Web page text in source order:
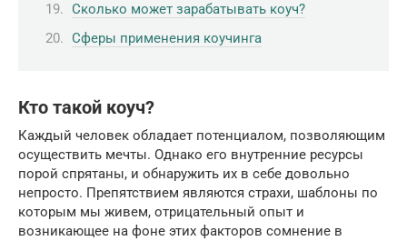
Сколько может зарабатывать коуч?
Сферы применения коучинга
Кто такой коуч?
Каждый человек обладает потенциалом, позволяющим
осуществить мечты. Однако его внутренние ресурсы
порой спрятаны, и обнаружить их в себе довольно
непросто. Препятствием являются страхи, шаблоны по
которым мы живем, отрицательный опыт и
возникающее на фоне этих факторов сомнение в